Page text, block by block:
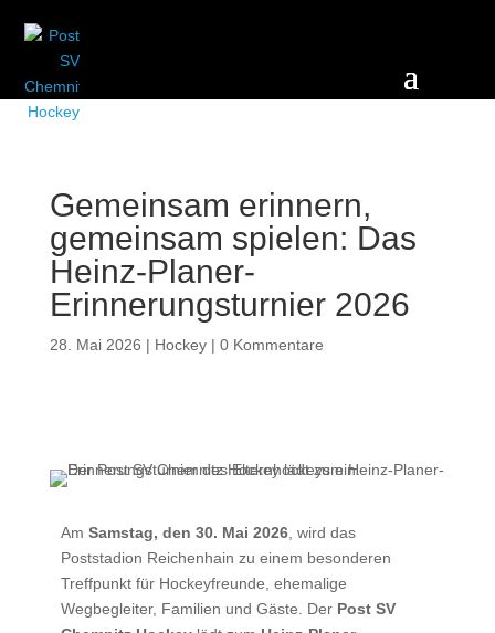
Gemeinsam erinnern,
gemeinsam spielen: Das
Heinz-Planer-
Erinnerungsturnier 2026
28. Mai 2026 | Hockey| 0 Kommentare
Am Samstag, den 30. Mai 2026, wird das
Poststadion Reichenhain zu einem besonderen
Treffpunkt für Hockeyfreunde, ehemalige
Wegbegleiter, Familien und Gäste. Der Post SV